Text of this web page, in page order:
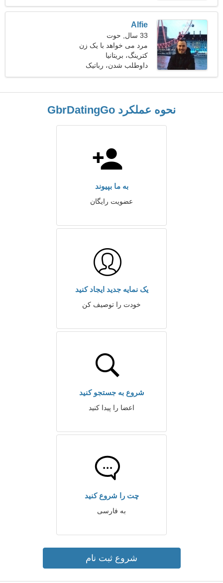
Alfie
33 سال, حوت
مرد می خواهد با یک زن
ملاقات کند 21-30
کترینگ، بریتانیا
داوطلب شدن، رباتیک
نحوه عملکرد GbrDatingGo
به ما بپیوند
عضویت رایگان
یک نمایه جدید ایجاد کنید
خودت را توصیف کن
شروع به جستجو کنید
اعضا را پیدا کنید
چت را شروع کنید
به فارسی
شروع ثبت نام